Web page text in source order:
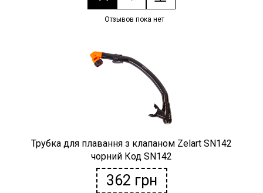
Отзывов пока нет
Трубка для плавання з клапаном Zelart SN142
чорний Код SN142
362 грн